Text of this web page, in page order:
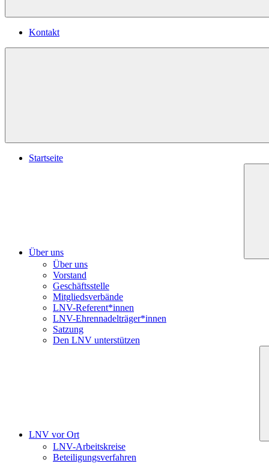
Kontakt
Startseite
Über uns
Über uns
Vorstand
Geschäftsstelle
Mitgliedsverbände
LNV-Referent*innen
LNV-Ehrennadelträger*innen
Satzung
Den LNV unterstützen
LNV vor Ort
LNV-Arbeitskreise
Beteiligungsverfahren